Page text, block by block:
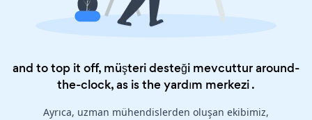
and to top it off, müşteri desteği mevcuttur around-
the-clock, as is theyardım merkezi.
Ayrıca, uzman mühendislerden oluşan ekibimiz,